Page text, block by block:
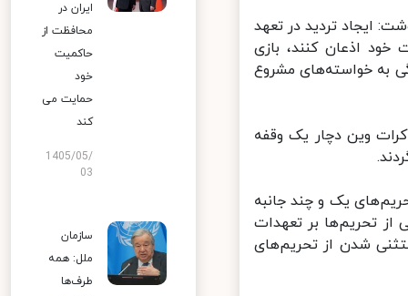
ایجاد تردید در تعهد
اذعان کنند، بازی
به خواسته‌های مشروع
وین دچار یک وقفه
یک‌ و چند جانبه
تحریم‌ها بر تعهدات
شدن از تحریم‌های
ایران در
محافظت از
حاکمیت
خود
حمایت می
کند
1405/05/
03
سازمان
ملل: همه
طرف‌ها